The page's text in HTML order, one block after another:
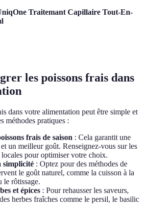
Traitemant Capillaire Tout-En-
les poissons frais dans
dans votre alimentation peut être simple et
méthodes pratiques :
frais de saison : Cela garantit une
un meilleur goût. Renseignez-vous sur les
locales pour optimiser votre choix.
simplicité : Optez pour des méthodes de
le goût naturel, comme la cuisson à la
le rôtissage.
et épices : Pour rehausser les saveurs,
herbes fraîches comme le persil, le basilic